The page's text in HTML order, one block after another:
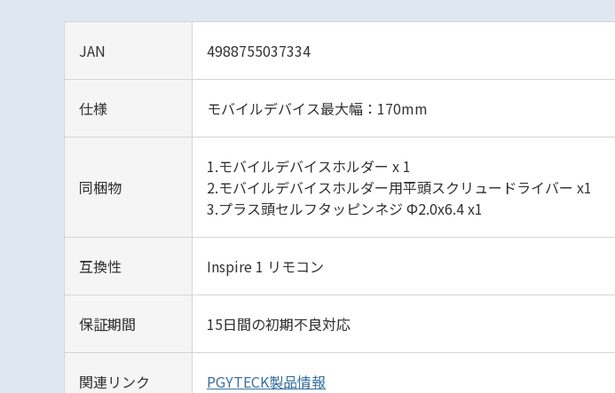
JAN 4988755037334
仕様 モバイルデバイス最大幅：170mm
同梱物
1.モバイルデバイスホルダー x 1
2.モバイルデバイスホルダー用平頭スクリュードライバー x1
3.プラス頭セルフタッピンネジ Ф2.0x6.4 x1
互換性 Inspire 1 リモコン
保証期間 15日間の初期不良対応
関連リンク PGYTECK製品情報